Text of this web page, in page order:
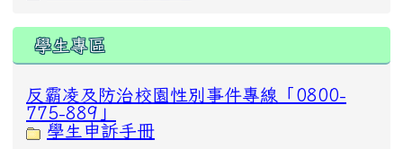
學生專區
反霸凌及防治校園性別事件專線「0800-
775-889」
學生申訴手冊